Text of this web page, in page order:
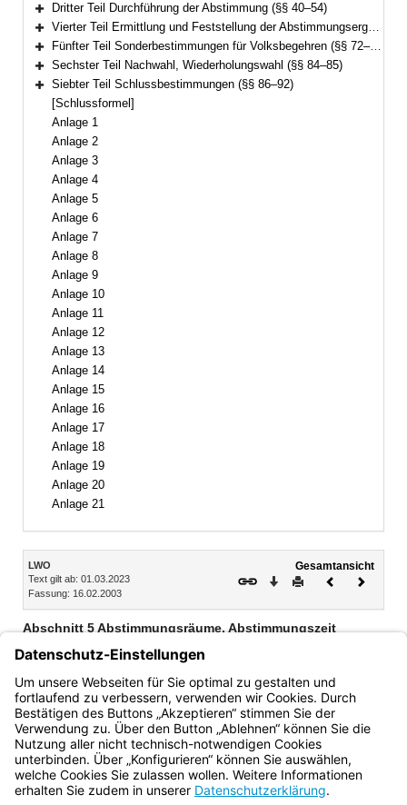
Bereich erweitern
Dritter Teil Durchführung der Abstimmung (§§ 40–54)
Bereich erweitern
Vierter Teil Ermittlung und Feststellung der Abstimmungsergebnisse (§§ 55–71)
Bereich erweitern
Fünfter Teil Sonderbestimmungen für Volksbegehren (§§ 72–83)
Bereich erweitern
Sechster Teil Nachwahl, Wiederholungswahl (§§ 84–85)
Bereich erweitern
Siebter Teil Schlussbestimmungen (§§ 86–92)
[Schlussformel]
Anlage 1
Anlage 2
Anlage 3
Anlage 4
Anlage 5
Anlage 6
Anlage 7
Anlage 8
Anlage 9
Anlage 10
Anlage 11
Anlage 12
Anlage 13
Anlage 14
Anlage 15
Anlage 16
Anlage 17
Anlage 18
Anlage 19
Anlage 20
Anlage 21
Inhalt
LWO
Text gilt ab: 01.03.2023
Fassung: 16.02.2003
Gesamtansicht
Download
DruckenVorheriges
Abschnitt 5 Abstimmungsräume, Abstimmungszeit
§ 37 Abstimmungsräume
§ 38 Abstimmungszeit
§ 39 Abstimmungsbekanntmachung der Gemeinde
Bayern.de
BayernPortal